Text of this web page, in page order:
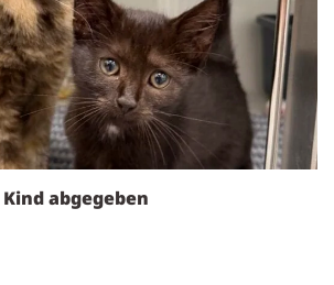
abgegeben